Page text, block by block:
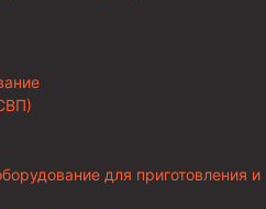
для приготовления и